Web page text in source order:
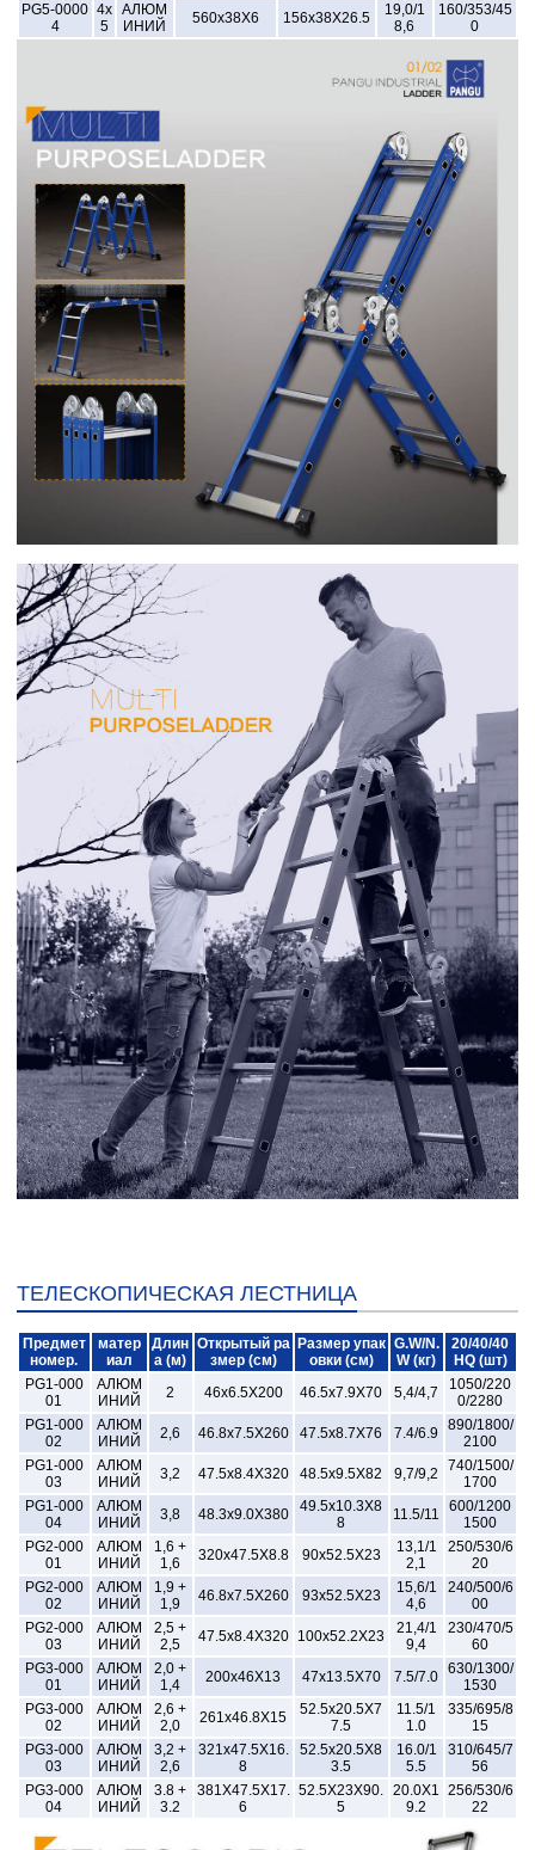
PG5-0000
4
4x
5
АЛЮМ
ИНИЙ
560x38X6 156x38X26.5
19,0/1
8,6
160/353/45
0
ТЕЛЕСКОПИЧЕСКАЯ ЛЕСТНИЦА
Предмет
номер.
матер
иал
Длин
а (м)
Открытый ра
змер (см)
Размер упак
овки (см)
G.W/N.
W (кг)
20/40/40
HQ (шт)
PG1-000
01
АЛЮМ
ИНИЙ
2 46x6.5X200 46.5x7.9X70 5,4/4,7
1050/220
0/2280
PG1-000
02
АЛЮМ
ИНИЙ
2,6 46.8x7.5X260 47.5x8.7X76 7.4/6.9
890/1800/
2100
PG1-000
03
АЛЮМ
ИНИЙ
3,2 47.5x8.4X320 48.5x9.5X82 9,7/9,2
740/1500/
1700
PG1-000
04
АЛЮМ
ИНИЙ
3,8 48.3x9.0X380
49.5x10.3X8
8
11.5/11
600/1200
1500
PG2-000
01
АЛЮМ
ИНИЙ
1,6 +
1,6
320x47.5X8.8 90x52.5X23
13,1/1
2,1
250/530/6
20
PG2-000
02
АЛЮМ
ИНИЙ
1,9 +
1,9
46.8x7.5X260 93x52.5X23
15,6/1
4,6
240/500/6
00
PG2-000
03
АЛЮМ
ИНИЙ
2,5 +
2,5
47.5x8.4X320 100x52.2X23
21,4/1
9,4
230/470/5
60
PG3-000
01
АЛЮМ
ИНИЙ
2,0 +
1,4
200x46X13 47x13.5X70 7.5/7.0 630/1300/
1530
PG3-000
02
АЛЮМ
ИНИЙ
2,6 +
2,0
261x46.8X15
52.5x20.5X7
7.5
11.5/1
1.0
335/695/8
15
PG3-000
03
АЛЮМ
ИНИЙ
3,2 +
2,6
321x47.5X16.
8
52.5x20.5X8
3.5
16.0/1
5.5
310/645/7
56
PG3-000
04
АЛЮМ
ИНИЙ
3.8 +
3.2
381X47.5X17.
6
52.5X23X90.
5
20.0X1
9.2
256/530/6
22